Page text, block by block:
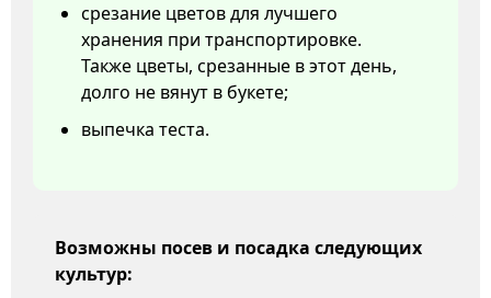
срезание цветов для лучшего
хранения при транспортировке.
Также цветы, срезанные в этот день,
долго не вянут в букете;
выпечка теста.
Возможны посев и посадка следующих
культур: